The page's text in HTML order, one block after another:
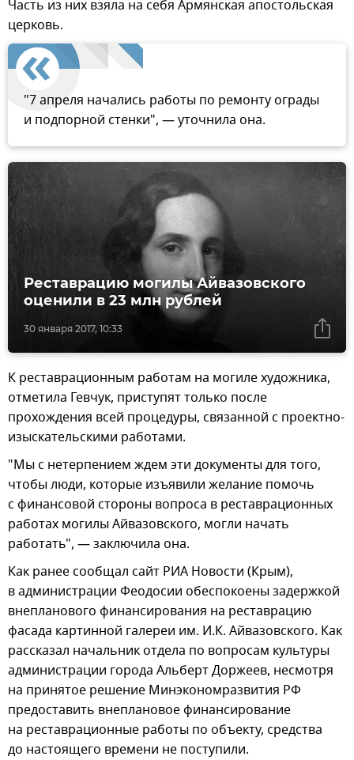
Часть из них взяла на себя Армянская апостольская
церковь.
"7 апреля начались работы по ремонту ограды
и подпорной стенки", — уточнила она.
30 января 2017, 10:33
Реставрацию могилы Айвазовского
оценили в 23 млн рублей
К реставрационным работам на могиле художника,
отметила Гевчук, приступят только после
прохождения всей процедуры, связанной с проектно-
изыскательскими работами.
"Мы с нетерпением ждем эти документы для того,
чтобы люди, которые изъявили желание помочь
с финансовой стороны вопроса в реставрационных
работах могилы Айвазовского, могли начать
работать", — заключила она.
Как ранее сообщал сайт РИА Новости (Крым),
в администрации Феодосии обеспокоены задержкой
внепланового финансирования на реставрацию
фасада картинной галереи им. И.К. Айвазовского. Как
рассказал начальник отдела по вопросам культуры
администрации города Альберт Доржеев, несмотря
на принятое решение Минэкономразвития РФ
предоставить внеплановое финансирование
на реставрационные работы по объекту, средства
до настоящего времени не поступили.